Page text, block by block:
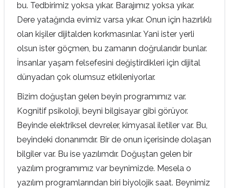
bu. Tedbirimiz yoksa yıkar. Barajımız yoksa yıkar.
Dere yatağında evimiz varsa yıkar. Onun için hazırlıklı
olan kişiler dijitalden korkmasınlar. Yani ister yerli
olsun ister göçmen, bu zamanın doğrularıdır bunlar.
İnsanlar yaşam felsefesini değiştirdikleri için dijital
dünyadan çok olumsuz etkileniyorlar.
Bizim doğuştan gelen beyin programımız var.
Kognitif psikoloji, beyni bilgisayar gibi görüyor.
Beyinde elektriksel devreler, kimyasal iletiler var. Bu,
beyindeki donanımdır. Bir de onun içerisinde dolaşan
bilgiler var. Bu ise yazılımdır. Doğuştan gelen bir
yazılım programımız var beynimizde. Mesela o
yazılım programlarından biri biyolojik saat. Beynimiz